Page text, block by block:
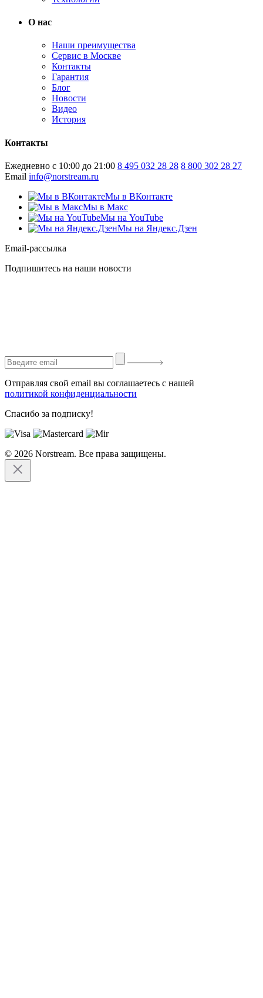
О нас
Наши преимущества
Сервис в Москве
Контакты
Гарантия
Блог
Новости
Видео
История
Контакты
Ежедневно с 10:00 до 21:00 8 495 032 28 28 8 800 302 28 27
Email info@norstream.ru
Мы в ВКонтакте
Мы в Макс
Мы на YouTube
Мы на Яндекс.Дзен
Email-рассылка
Подпишитесь на наши новости
Отправляя свой email вы соглашаетесь с нашей
политикой конфиденциальности
Спасибо за подписку!
© 2026 Norstream. Все права защищены.